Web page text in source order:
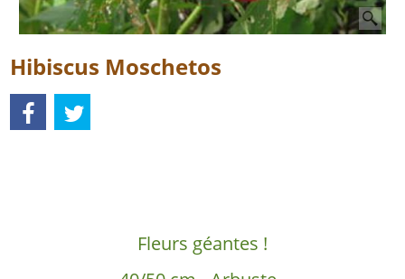
Hibiscus Moschetos
Fleurs géantes !